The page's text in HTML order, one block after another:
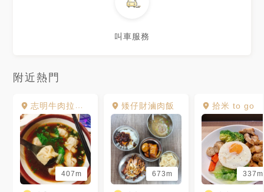
叫車服務
附近熱門
志明牛肉拉麵(北投總店)
407m
矮仔財滷肉飯
673m
拾米 to go
337m